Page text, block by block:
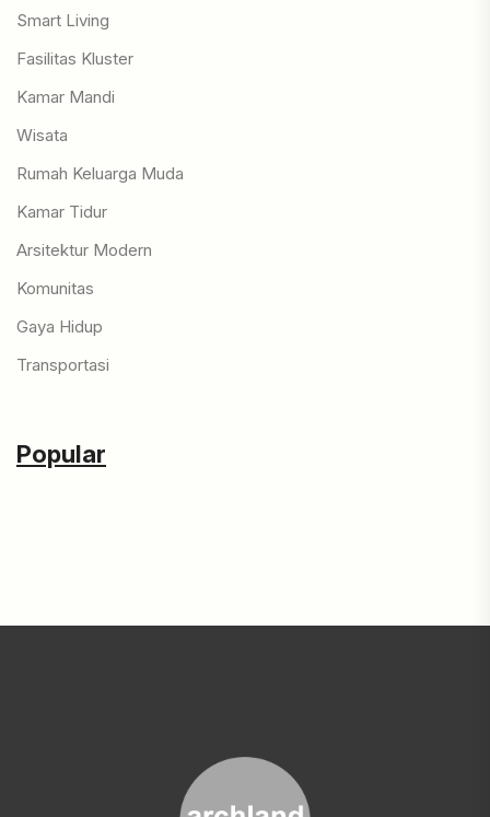
Smart Living
Fasilitas Kluster
Kamar Mandi
Wisata
Rumah Keluarga Muda
Kamar Tidur
Arsitektur Modern
Komunitas
Gaya Hidup
Transportasi
Popular